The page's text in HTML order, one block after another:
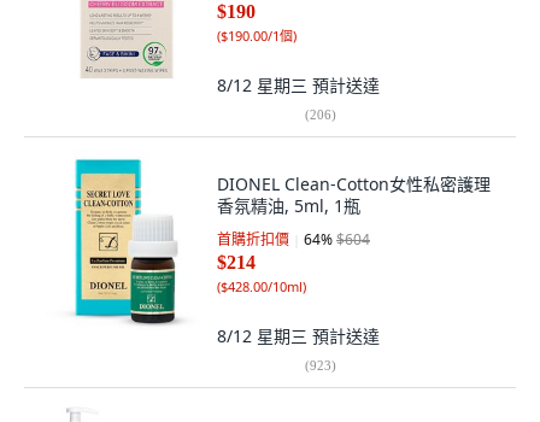
$190
($190.00/1個)
8/12 星期三 預計送達
(206)
DIONEL Clean-Cotton女性私密護理
香氛精油, 5ml, 1瓶
首購折扣價 64%$604
$214
($428.00/10ml)
8/12 星期三 預計送達
(923)